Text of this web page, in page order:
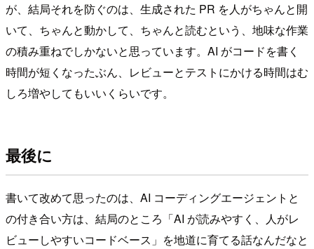
が、結局それを防ぐのは、生成された PR を人がちゃんと開
いて、ちゃんと動かして、ちゃんと読むという、地味な作業
の積み重ねでしかないと思っています。AI がコードを書く
時間が短くなったぶん、レビューとテストにかける時間はむ
しろ増やしてもいいくらいです。
最後に
書いて改めて思ったのは、AI コーディングエージェントと
の付き合い方は、結局のところ「AI が読みやすく、人がレ
ビューしやすいコードベース」を地道に育てる話なんだなと